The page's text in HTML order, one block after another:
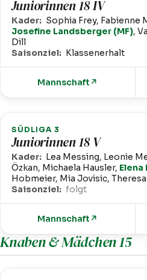
Juniorinnen 18 IV
Kader: Sophia Frey, Fabienne
Josefine Landsberger (MF),
Dill
Saisonziel: Klassenerhalt
Mannschaft ↗
SÜDLIGA 3
Juniorinnen 18 V
Kader: Lea Messing, Leonie
Özkan, Michaela Hausler, Elena
Hobmeier, Mia Jovisic,
Saisonziel: folgt
Mannschaft ↗
Knaben & Mädchen 15